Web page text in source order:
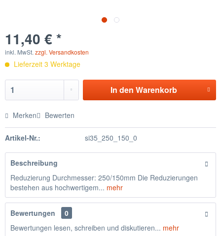
11,40 € *
inkl. MwSt. zzgl. Versandkosten
Lieferzeit 3 Werktage
In den Warenkorb
Merken Bewerten
Artikel-Nr.: si35_250_150_0
Beschreibung
Reduzierung Durchmesser: 250/150mm Die Reduzierungen
bestehen aus hochwertigem... mehr
Bewertungen
0
Bewertungen lesen, schreiben und diskutieren... mehr